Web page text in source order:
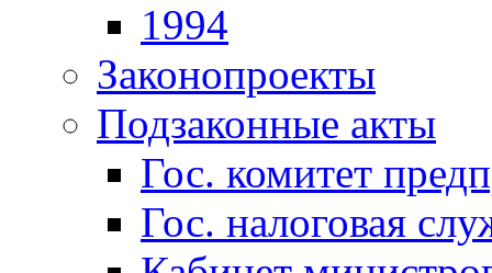
1994
Законопроекты
Подзаконные акты
Гос. комитет
Гос. налоговая